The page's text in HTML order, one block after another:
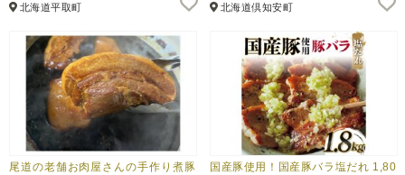
北海道平取町 北海道倶知安町
尾道の老舗お肉屋さんの手作り煮豚
国産豚使用！国産豚バラ塩だれ 1,80